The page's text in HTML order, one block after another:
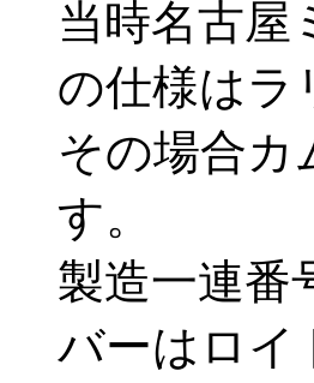
当時名古屋
の仕様はラ
その場合カ
す。
製造一連番
バーはロイ